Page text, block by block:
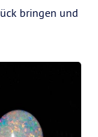
bringen und